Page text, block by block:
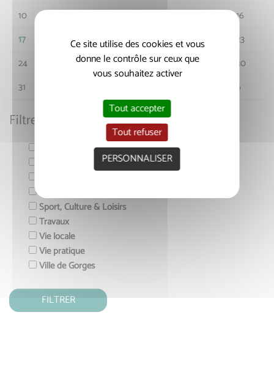
10
16
17
19 20 21 22
23
24
26 27 28 29
30
31
6
Filtrer par thématique
Economie & Emploi
Gorges
Sport, Culture & Loisirs
Travaux
Vie locale
Vie pratique
Ville de Gorges
Ce site utilise des cookies et vous
donne le contrôle sur ceux que
vous souhaitez activer
Tout accepter
Tout refuser
PERSONNALISER